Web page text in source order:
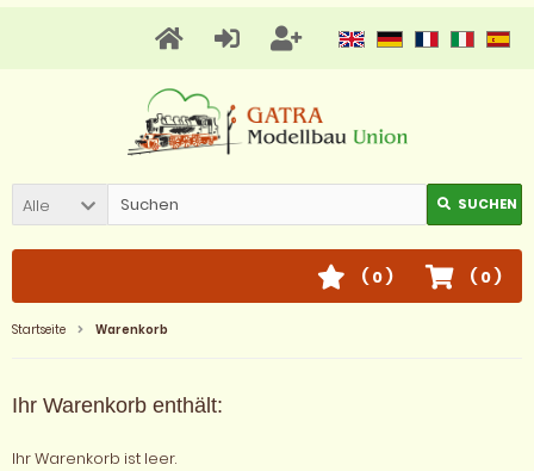
Alle SUCHEN
( 0)
( 0)
Startseite Warenkorb
Ihr Warenkorb enthält:
Ihr Warenkorb ist leer.